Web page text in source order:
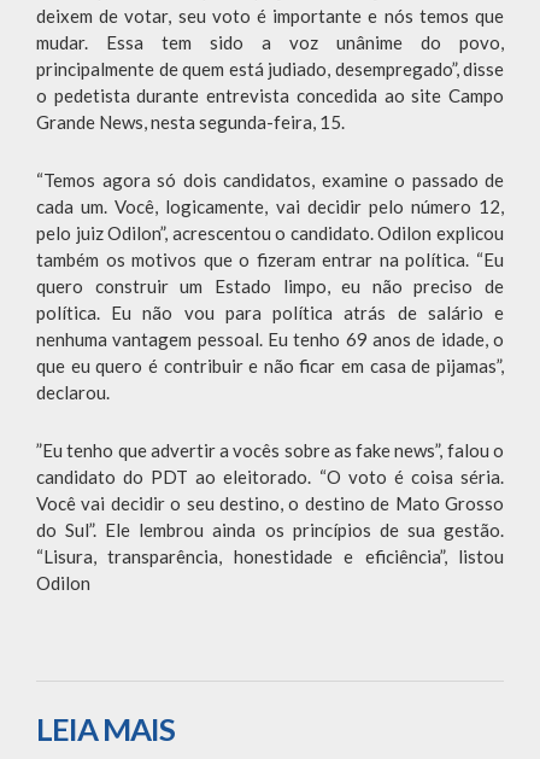
deixem de votar, seu voto é importante e nós temos que
mudar. Essa tem sido a voz unânime do povo,
principalmente de quem está judiado, desempregado”, disse
o pedetista durante entrevista concedida ao site Campo
Grande News, nesta segunda-feira, 15.
“Temos agora só dois candidatos, examine o passado de
cada um. Você, logicamente, vai decidir pelo número 12,
pelo juiz Odilon”, acrescentou o candidato. Odilon explicou
também os motivos que o fizeram entrar na política. “Eu
quero construir um Estado limpo, eu não preciso de
política. Eu não vou para política atrás de salário e
nenhuma vantagem pessoal. Eu tenho 69 anos de idade, o
que eu quero é contribuir e não ficar em casa de pijamas”,
declarou.
”Eu tenho que advertir a vocês sobre as fake news”, falou o
candidato do PDT ao eleitorado. “O voto é coisa séria.
Você vai decidir o seu destino, o destino de Mato Grosso
do Sul”. Ele lembrou ainda os princípios de sua gestão.
“Lisura, transparência, honestidade e eficiência”, listou
Odilon
LEIA MAIS